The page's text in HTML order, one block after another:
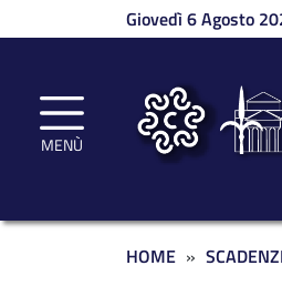
Salta al contenuto principale
Giovedì 6 Agosto
MENÙ
Briciole di
HOME